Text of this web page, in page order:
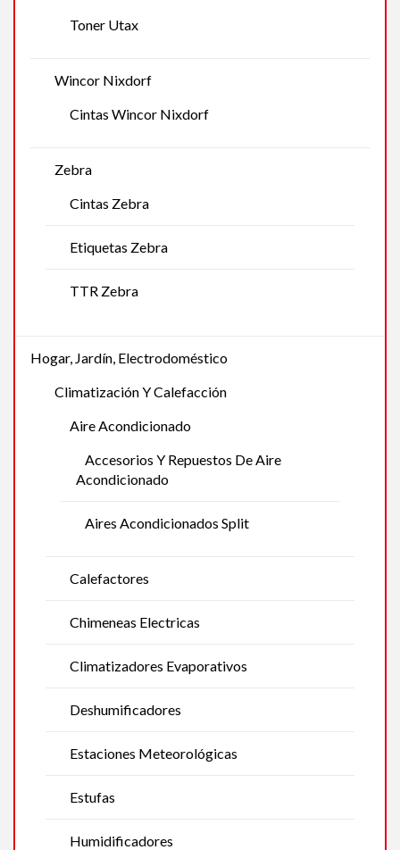
Toner Utax
Wincor Nixdorf
Cintas Wincor Nixdorf
Zebra
Cintas Zebra
Etiquetas Zebra
TTR Zebra
Hogar, Jardín, Electrodoméstico
Climatización Y Calefacción
Aire Acondicionado
Accesorios Y Repuestos De Aire
Acondicionado
Aires Acondicionados Split
Calefactores
Chimeneas Electricas
Climatizadores Evaporativos
Deshumificadores
Estaciones Meteorológicas
Estufas
Humidificadores